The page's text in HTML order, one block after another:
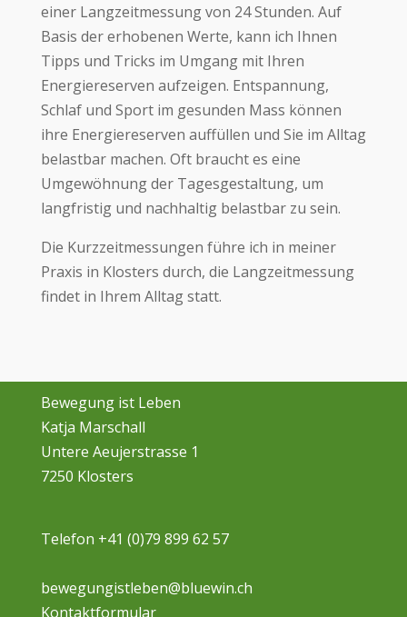
einer Langzeitmessung von 24 Stunden. Auf
Basis der erhobenen Werte, kann ich Ihnen
Tipps und Tricks im Umgang mit Ihren
Energiereserven aufzeigen. Entspannung,
Schlaf und Sport im gesunden Mass können
ihre Energiereserven auffüllen und Sie im Alltag
belastbar machen. Oft braucht es eine
Umgewöhnung der Tagesgestaltung, um
langfristig und nachhaltig belastbar zu sein.
Die Kurzzeitmessungen führe ich in meiner
Praxis in Klosters durch, die Langzeitmessung
findet in Ihrem Alltag statt.
Bewegung ist Leben
Katja Marschall
Untere Aeujerstrasse 1
7250 Klosters
Telefon +41 (0)79 899 62 57
bewegungistleben@bluewin.ch
Kontaktformular